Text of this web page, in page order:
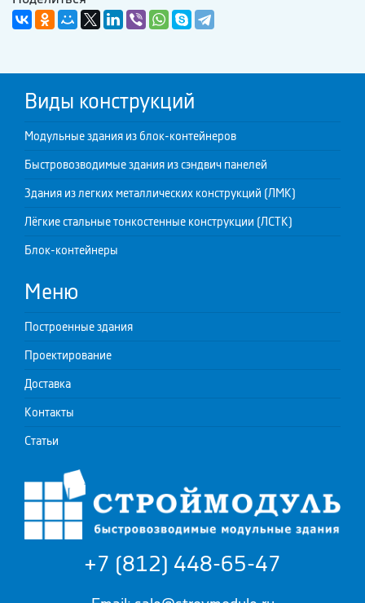
Виды конструкций
Модульные здания из блок-контейнеров
Быстровозводимые здания из сэндвич панелей
Здания из легких металлических конструкций (ЛМК)
Лёгкие стальные тонкостенные конструкции (ЛСТК)
Блок-контейнеры
Меню
Построенные здания
Проектирование
Доставка
Контакты
Статьи
+7 (812) 448-65-47